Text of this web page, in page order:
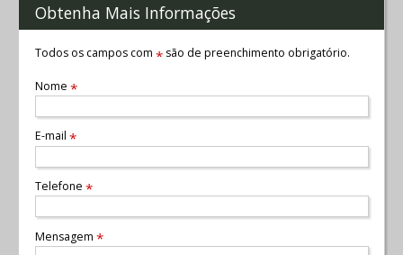
Obtenha Mais Informações
Todos os campos com *são de preenchimento obrigatório.
Nome *
E-mail *
Telefone *
Mensagem *